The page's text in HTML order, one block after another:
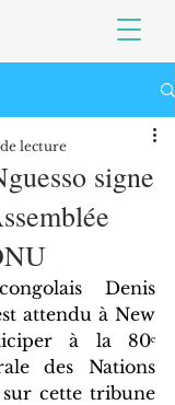
signe
lecture
Denis
attendu à New
à la 80ᵉ
des Nations
cette tribune